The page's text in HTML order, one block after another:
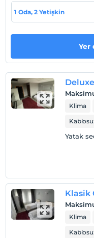
Otel koşulları
Check/in
En erken saat 14:00
Check/out
En geç saat 12:00 ve
Evcil Hayvan
Evcil hayvan
Her bir oda için 8
1 Oda, 2 Yetişkin
Yer
Klima
Yatak
Klasik
Klima